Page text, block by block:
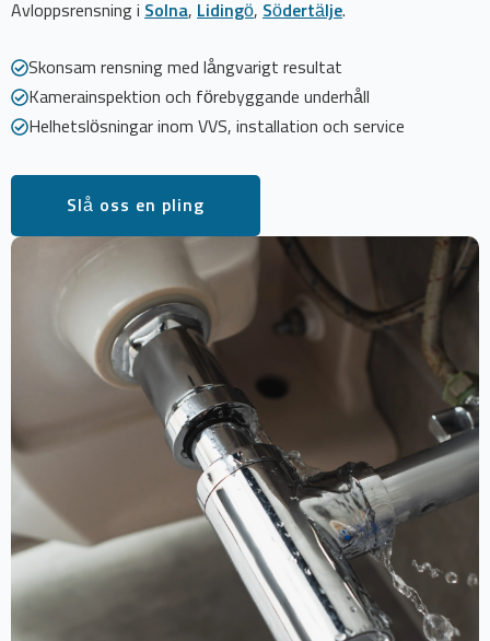
Avloppsrensning i Solna, Lidingö, Södertälje.
Skonsam rensning med långvarigt resultat
Kamerainspektion och förebyggande underhåll
Helhetslösningar inom VVS, installation och service
Slå oss en pling